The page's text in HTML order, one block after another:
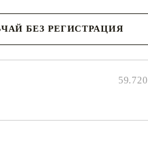
БЕЗ РЕГИСТРАЦИЯ
59.720